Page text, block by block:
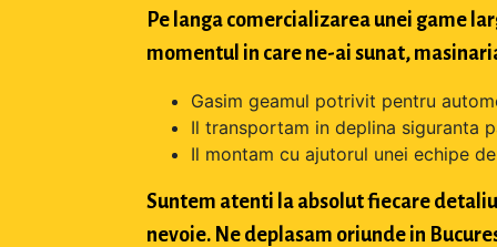
Pe langa comercializarea unei game
momentul in care ne-ai sunat,
Gasim geamul potrivit pentru
Il transportam in deplina siguranta
Il montam cu ajutorul unei echipe
Suntem atenti la absolut fiecare
nevoie. Ne deplasam oriunde in